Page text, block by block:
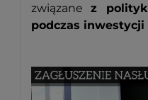
związanez
podczas inwestycji